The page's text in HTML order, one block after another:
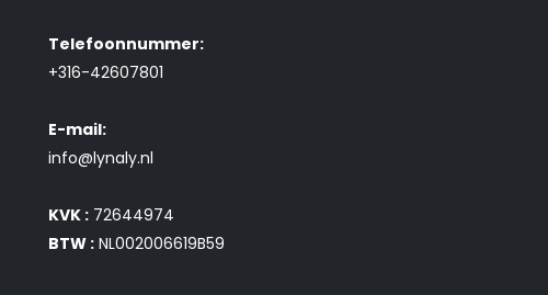
Telefoonnummer:
+316-42607801
E-mail:
info@lynaly.nl
KVK : 72644974
BTW : NL002006619B59